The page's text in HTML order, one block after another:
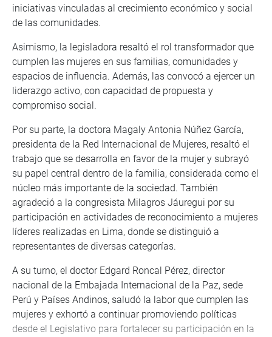
iniciativas vinculadas al crecimiento económico y social
de las comunidades.
Asimismo, la legisladora resaltó el rol transformador que
cumplen las mujeres en sus familias, comunidades y
espacios de influencia. Además, las convocó a ejercer un
liderazgo activo, con capacidad de propuesta y
compromiso social.
Por su parte, la doctora Magaly Antonia Núñez García,
presidenta de la Red Internacional de Mujeres, resaltó el
trabajo que se desarrolla en favor de la mujer y subrayó
su papel central dentro de la familia, considerada como el
núcleo más importante de la sociedad. También
agradeció a la congresista Milagros Jáuregui por su
participación en actividades de reconocimiento a mujeres
líderes realizadas en Lima, donde se distinguió a
representantes de diversas categorías.
A su turno, el doctor Edgard Roncal Pérez, director
nacional de la Embajada Internacional de la Paz, sede
Perú y Países Andinos, saludó la labor que cumplen las
mujeres y exhortó a continuar promoviendo políticas
desde el Legislativo para fortalecer su participación en la